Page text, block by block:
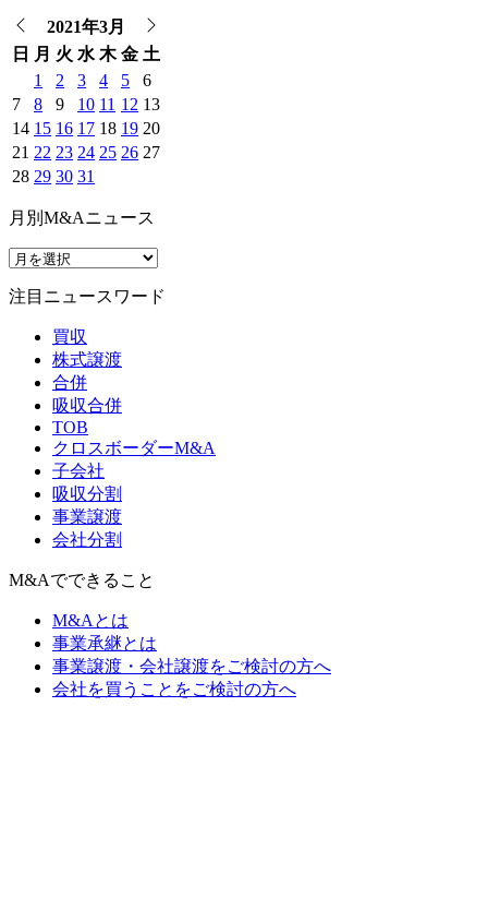
2021年3月
日
月 火 水 木 金 土
1
2 3 4 5
6
7
8 9 10 11 12 13
14 15 16 17 18 19 20
21 22 23 24 25 26 27
28 29 30 31
月別M&Aニュース
注目ニュースワード
買収
株式譲渡
合併
吸収合併
TOB
クロスボーダーM&A
子会社
吸収分割
事業譲渡
会社分割
M&Aでできること
M&Aとは
事業承継とは
事業譲渡・会社譲渡をご検討の方へ
会社を買うことをご検討の方へ